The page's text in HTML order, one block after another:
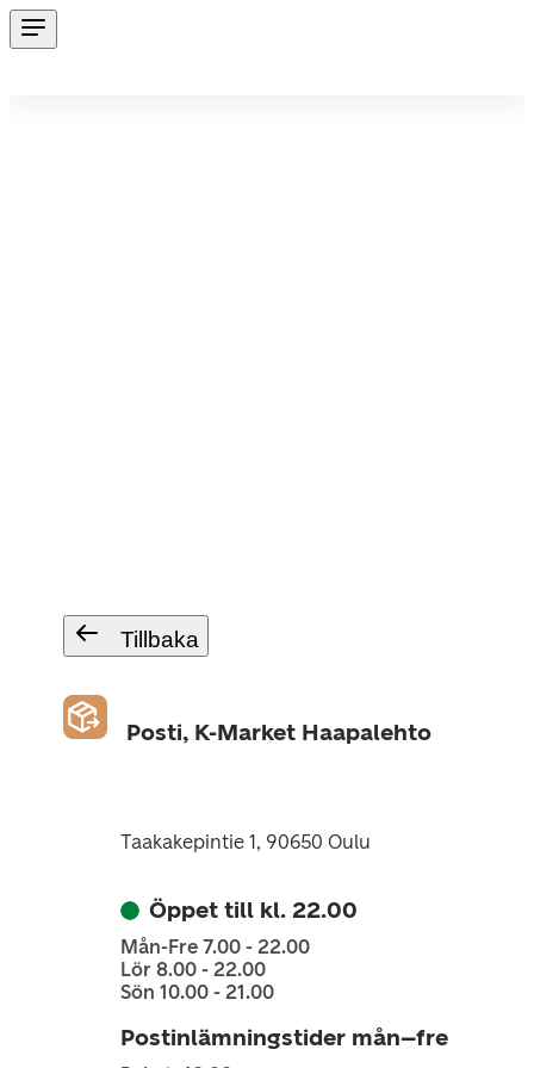
Tillbaka
Posti, K-Market Haapalehto
Taakakepintie 1, 90650 Oulu
Öppet till kl. 22.00
Mån-Fre 7.00 - 22.00
Lör 8.00 - 22.00
Sön 10.00 - 21.00
Postinlämningstider mån–fre